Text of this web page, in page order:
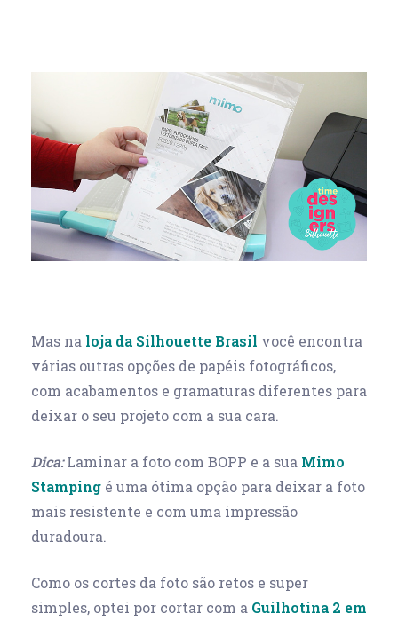
Mas na loja da Silhouette Brasil você encontra
várias outras opções de papéis fotográficos,
com acabamentos e gramaturas diferentes para
deixar o seu projeto com a sua cara.
Dica:Laminar a foto com BOPP e a sua Mimo
Stamping é uma ótima opção para deixar a foto
mais resistente e com uma impressão
duradoura.
Como os cortes da foto são retos e super
simples, optei por cortar com a Guilhotina 2 em